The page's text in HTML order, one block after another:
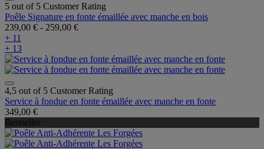
5 out of 5 Customer Rating
Poêle Signature en fonte émaillée avec manche en bois
239,00 € - 259,00 €
+ 11
+ 13
4,5 out of 5 Customer Rating
Service à fondue en fonte émaillée avec manche en fonte
349,00 €
Bestseller